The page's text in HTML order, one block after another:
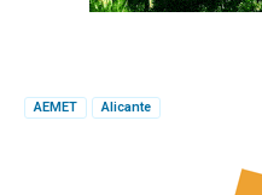
AEMET
Alicante